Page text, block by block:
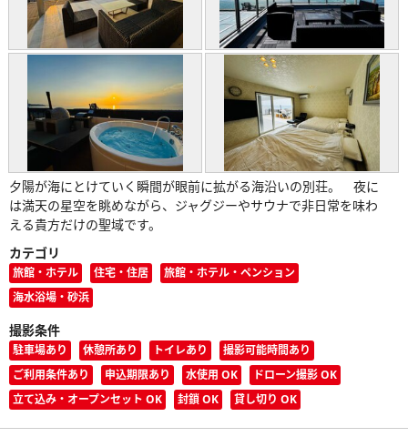
夕陽が海にとけていく瞬間が眼前に拡がる海沿いの別荘。 夜に
は満天の星空を眺めながら、ジャグジーやサウナで非日常を味わ
える貴方だけの聖域です。
カテゴリ
旅館・ホテル 住宅・住居
旅館・ホテル・ペンション
海水浴場・砂浜
撮影条件
駐車場あり 休憩所あり トイレあり
撮影可能時間あり
ご利用条件あり
申込期限あり 水使用 OK
ドローン撮影 OK
立て込み・オープンセット OK
封鎖 OK 貸し切り OK